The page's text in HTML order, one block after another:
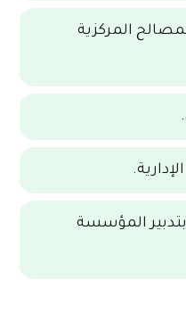
المركزية
بتدبير المؤسسة